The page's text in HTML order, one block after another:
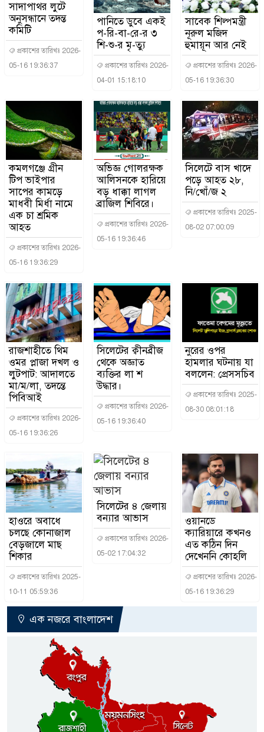
সাদাপাথর লুটে
অনুসন্ধানে তদন্ত
কমিটি
প্রকাশের তারিখঃ 2026-
05-16 19:36:37
পানিতে ডুবে একই
প-রি-বা-রে-র ৩
শি-শু-র মৃ-ত্যু
প্রকাশের তারিখঃ 2026-
04-01 15:18:10
সাবেক শিল্পমন্ত্রী
নূরুল মজিদ
হুমায়ূন আর নেই
প্রকাশের তারিখঃ 2026-
05-16 19:36:30
কমলগঞ্জে গ্রীন
টিপ ভাইপার
সাপের কামড়ে
মাধবী মির্ধা নামে
এক চা শ্রমিক
আহত
প্রকাশের তারিখঃ 2026-
05-16 19:36:29
অভিজ্ঞ গোলরক্ষক
আলিসনকে হারিয়ে
বড় ধাক্কা লাগল
ব্রাজিল শিবিরে।
প্রকাশের তারিখঃ 2026-
05-16 19:36:46
সিলেটে বাস খাদে
পড়ে আহত ২৮,
নি/খোঁ/জ ২
প্রকাশের তারিখঃ 2025-
08-02 07:00:09
রাজশাহীতে থিম
ওমর প্লাজা দখল ও
লুটপাট: আদালতে
মা/ম/লা, তদন্তে
পিবিআই
প্রকাশের তারিখঃ 2026-
05-16 19:36:26
সিলেটের ক্বীনব্রীজ
থেকে অজ্ঞাত
ব্যক্তির লা শ
উদ্ধার।
প্রকাশের তারিখঃ 2026-
05-16 19:36:40
নুরের ওপর
হামলার ঘটনায় যা
বললেন: প্রেসসচিব
প্রকাশের তারিখঃ 2025-
08-30 08:01:18
হাওরে অবাধে
চলছে কোনাজাল
বেড়জালে মাছ
শিকার
প্রকাশের তারিখঃ 2025-
10-11 05:59:36
সিলেটের ৪ জেলায়
বন্যার আভাস
প্রকাশের তারিখঃ 2026-
05-02 17:04:32
ওয়ানডে
ক্যারিয়ারে কখনও
এত কঠিন দিন
দেখেননি কোহলি
প্রকাশের তারিখঃ 2026-
05-16 19:36:29
এক নজরে বাংলাদেশ